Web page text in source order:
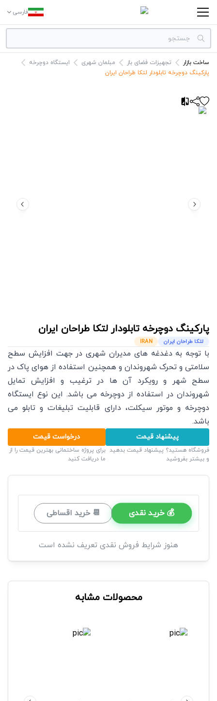
فارسی
دسته بندی‌ها
ساخت بازار تجهیزات فضای باز مبلمان شهری
ایستگاه دوچرخه
پارکینگ دوچرخه تابلودار لتکا طراحان ایران
پارکینگ دوچرخه تابلودار لتکا طراحان ایران
لتکا طراحان ایران IRAN
با توجه به دغدغه های مدیران شهری در جهت افزایش سطح
سلامتی و تحرک شهروندان و همچنین استفاده از هوای پاک در
سطح شهر و رویکرد آن ها در ترغیب و افزایش تمایل
شهروندان در استفاده از دوچرخه می باشد. این نوع ایستگاه
دوچرخه و موتور سیکلت، دارای قابلیت تبلیغات و تابلو می
باشد.
پیشنهاد قیمت
فروشگاه هستید؟ پیشنهاد قیمت بدهید
و بیشتر بفروشید
درخواست قیمت
برای پروژه ساختمانی بهترین قیمت را از
ما دریافت کنید
💰 خرید نقدی 📆 خرید اقساطی
هنوز شرایط فروش نقدی تعریف نشده است
محصولات مشابه